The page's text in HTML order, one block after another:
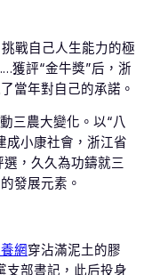
戰自己人生能力的極
獲評“金牛獎”后，浙
當年對自己的承諾。
三農大變化。以“八
成小康社會，浙江省
，久久為功鑄就三
發展元素。
網穿沾滿泥土的膠
部書記，此后投身